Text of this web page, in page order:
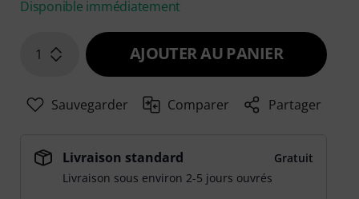
Disponible immédiatement
1 AJOUTER AU PANIER
Sauvegarder Comparer Partager
Livraison standard
Gratuit
Livraison sous environ 2-5 jours ouvrés